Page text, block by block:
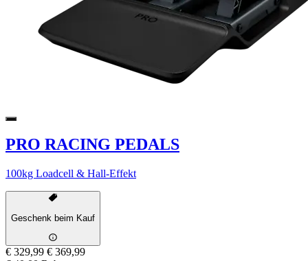
PRO RACING PEDALS
100kg Loadcell & Hall-Effekt
Geschenk beim Kauf
€ 329,99 € 369,99